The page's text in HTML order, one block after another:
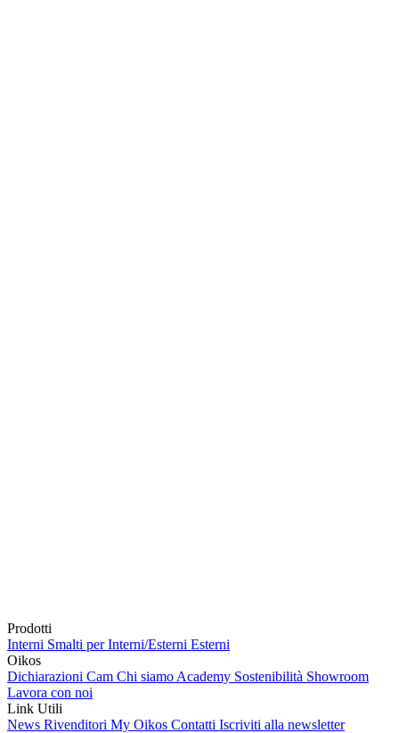
Prodotti
Interni Smalti per Interni/Esterni Esterni
Oikos
Dichiarazioni Cam Chi siamo Academy Sostenibilità Showroom
Lavora con noi
Link Utili
News Rivenditori My Oikos Contatti Iscriviti alla newsletter